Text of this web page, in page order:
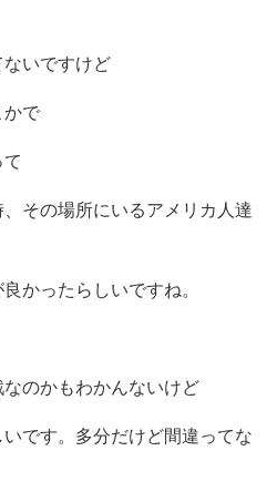
いですけど
かで
その場所にいるアメリカ人達
かったらしいですね。
のかもわかんないけど
です。多分だけど間違ってな